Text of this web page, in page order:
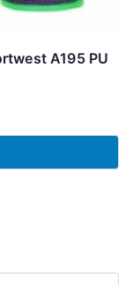
A195 PU